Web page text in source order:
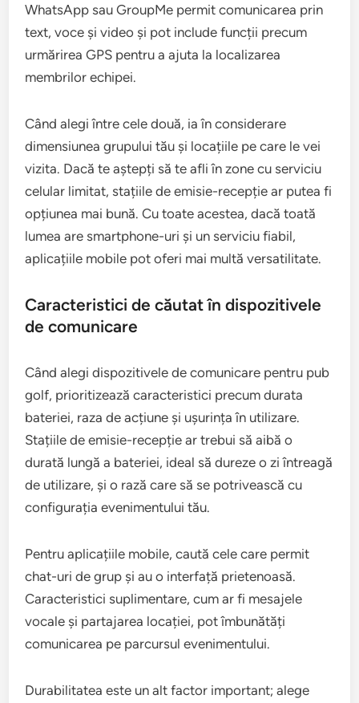
WhatsApp sau GroupMe permit comunicarea prin
text, voce și video și pot include funcții precum
urmărirea GPS pentru a ajuta la localizarea
membrilor echipei.
Când alegi între cele două, ia în considerare
dimensiunea grupului tău și locațiile pe care le vei
vizita. Dacă te aștepți să te afli în zone cu serviciu
celular limitat, stațiile de emisie-recepție ar putea fi
opțiunea mai bună. Cu toate acestea, dacă toată
lumea are smartphone-uri și un serviciu fiabil,
aplicațiile mobile pot oferi mai multă versatilitate.
Caracteristici de căutat în dispozitivele
de comunicare
Când alegi dispozitivele de comunicare pentru pub
golf, prioritizează caracteristici precum durata
bateriei, raza de acțiune și ușurința în utilizare.
Stațiile de emisie-recepție ar trebui să aibă o
durată lungă a bateriei, ideal să dureze o zi întreagă
de utilizare, și o rază care să se potrivească cu
configurația evenimentului tău.
Pentru aplicațiile mobile, caută cele care permit
chat-uri de grup și au o interfață prietenoasă.
Caracteristici suplimentare, cum ar fi mesajele
vocale și partajarea locației, pot îmbunătăți
comunicarea pe parcursul evenimentului.
Durabilitatea este un alt factor important; alege